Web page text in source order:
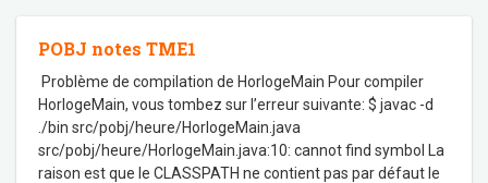
POBJ notes TME1
Problème de compilation de HorlogeMain Pour compiler
HorlogeMain, vous tombez sur l’erreur suivante: $ javac -d
./bin src/pobj/heure/HorlogeMain.java
src/pobj/heure/HorlogeMain.java:10: cannot find symbol La
raison est que le CLASSPATH ne contient pas par défaut le